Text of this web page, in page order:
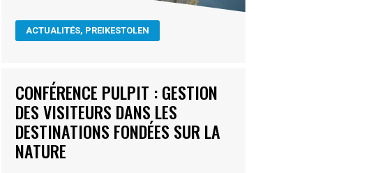
ACTUALITÉS, PREIKESTOLEN
CONFÉRENCE PULPIT : GESTION
DES VISITEURS DANS LES
DESTINATIONS FONDÉES SUR LA
NATURE